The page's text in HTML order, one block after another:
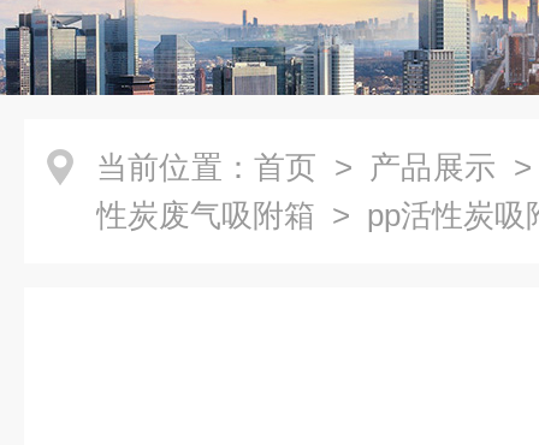
当前位置： 首页 > 产品展示
性炭废气吸附箱 > pp活性炭吸